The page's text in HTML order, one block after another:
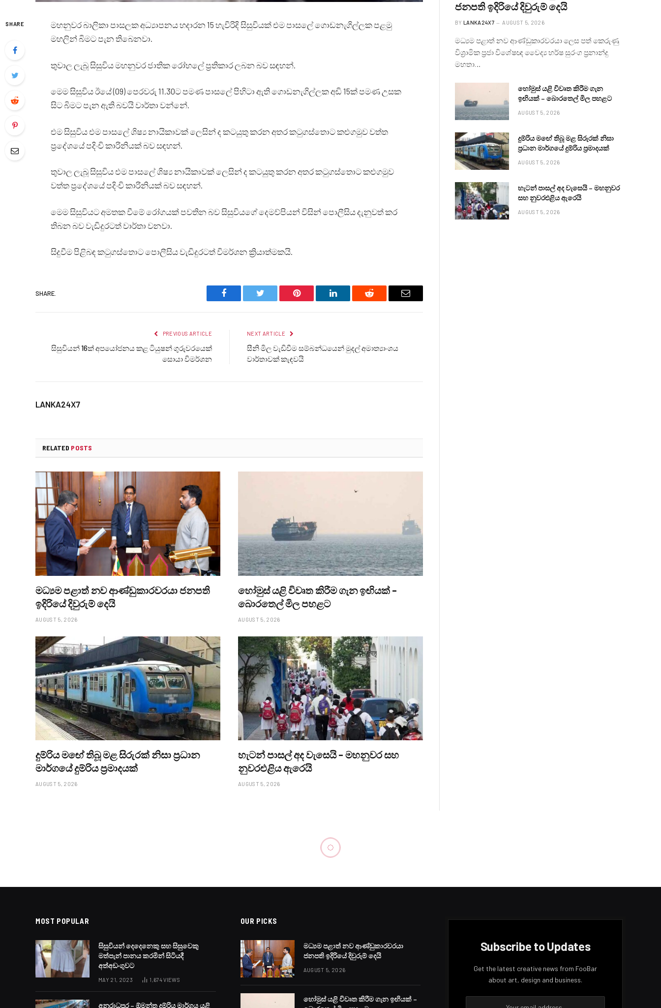
SHARE
මහනුවර බාලිකා පාසලක අධ්‍යාපනය හදාරන 15 හැවිරිදි සිසුවියක් එම පාසලේ ගොඩනැගිල්ලක පළමු
මහලින් බිමට පැන තිබෙනවා.
තුවාල ලැබූ සිසුවිය මහනුවර ජාතික රෝහලේ ප්‍රතිකාර ලබන බව සඳහන්.
මෙම සිසුවිය ඊයේ (09) පෙරවරු 11.30ට පමණ පාසලේ පිහිටා ඇති ගොඩනැගිල්ලක අඩි 15ක් පමණ උසක
සිට බිමට පැන ඇති බවයි වාර්තා වන්නේ.
එම සිසුවිය එම පාසලේ ශිෂ්‍ය නායිකාවක් ලෙසින් ද කටයුතු කරන අතර කටුගස්තොට කළුගමුව වත්ත
ප්‍රදේශයේ පදිංචි කාරිනියක් බව සඳහන්.
තුවාල ලැබූ සිසුවිය එම පාසලේ ශිෂ්‍ය නායිකාවක් ලෙසින් ද කටයුතු කරන අතර කටුගස්තොට කළුගමුව
වත්ත ප්‍රදේශයේ පදිංචි කාරිනියක් බව සඳහන්.
මෙම සිසුවියට අමතක වීමේ රෝගයක් පවතින බව සිසුවියගේ දෙමව්පියන් විසින් පොලීසිය දැනුවත් කර
තිබන බව වැඩිදුරටත් වාර්තා වනවා.
සිදුවීම පිළිබඳ කටුගස්තොට පොලීසිය වැඩිදුරටත් විමර්ශන ක්‍රියාත්මකයි.
SHARE.
Facebook Twitter Pinterest LinkedIn Reddit Email
PREVIOUS ARTICLE
සිසුවියන් 16ක් අපයෝජනය කළ ටියුෂන් ගුරුවරයෙක්
සොයා විමර්ශන
NEXT ARTICLE
සීනි මිල වැඩිවීම සම්බන්ධයෙන් මුදල් අමාත්‍යාංශය
වාර්තාවක් කැඳවයි
LANKA24X7
RELATED POSTS
මධ්‍යම පළාත් නව ආණ්ඩුකාරවරයා ජනපති
ඉදිරියේ දිවුරුම් දෙයි
AUGUST 5, 2026
හෝමුස් යළි විවෘත කිරීම ගැන ඉඟියක් –
බොරතෙල් මිල පහළට
AUGUST 5, 2026
දුම්රිය මඟේ තිබූ මළ සිරුරක් නිසා ප්‍රධාන
මාර්ගයේ දුම්රිය ප්‍රමාදයක්
AUGUST 5, 2026
හැටන් පාසල් අද වැසෙයි – මහනුවර සහ
නුවරඑළිය ඇරෙයි
AUGUST 5, 2026
ජනපති ඉදිරියේ දිවුරුම් දෙයි
BY LANKA24X7 AUGUST 5, 2026
මධ්‍යම පළාත් නව ආණ්ඩුකාරවරයා ලෙස පත් කෙරුණු
විශ්‍රාමික ප්‍රජා විශේෂඥ වෛද්‍ය හර්ෂ සුරංග ප්‍රනාන්දු
මහතා…
හෝමුස් යළි විවෘත කිරීම ගැන
ඉඟියක් – බොරතෙල් මිල පහළට
AUGUST 5, 2026
දුම්රිය මඟේ තිබූ මළ සිරුරක් නිසා
ප්‍රධාන මාර්ගයේ දුම්රිය ප්‍රමාදයක්
AUGUST 5, 2026
හැටන් පාසල් අද වැසෙයි – මහනුවර
සහ නුවරඑළිය ඇරෙයි
AUGUST 5, 2026
MOST POPULAR
සිසුවියන් දෙදෙනෙකු සහ සිසුවෙකු
මත්පැන් පානය කරමින් සිටියදී
අත්අඩංගුවට
MAY 21, 2023 1,674VIEWS
අනුරාධපුර – ඕමන්ත දුම්රිය මාර්ගය යළි
OUR PICKS
මධ්‍යම පළාත් නව ආණ්ඩුකාරවරයා
ජනපති ඉදිරියේ දිවුරුම් දෙයි
AUGUST 5, 2026
හෝමුස් යළි විවෘත කිරීම ගැන ඉඟියක් –
Subscribe to Updates
Get the latest creative news from FooBar
about art, design and business.